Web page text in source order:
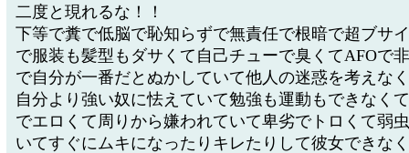
二度と現れるな！！
下等で糞で低脳で恥知らずで無責任で根暗で超ブサ
で服装も髪型もダサくて自己チューで臭くてAFOで
で自分が一番だとぬかしていて他人の迷惑を考えな
自分より強い奴に怯えていて勉強も運動もできなく
でエロくて周りから嫌われていて卑劣でトロくて弱
いてすぐにムキになったりキレたりして彼女できな